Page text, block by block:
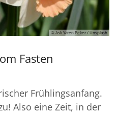
© Aslı Yaren Peker / Unsplash
Fasten
Frühlingsanfang.
Also eine Zeit, in der